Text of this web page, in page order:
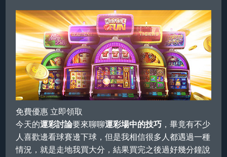
優惠活動
最新消息
註冊
登入
免費優惠 立即領取
今天的運彩討論要來聊聊運彩場中的技巧 ，畢竟有不少
人喜歡邊看球賽邊下球，但是我相信很多人都遇過一種
情況，就是走地我買大分，結果買完之後過好幾分鐘說